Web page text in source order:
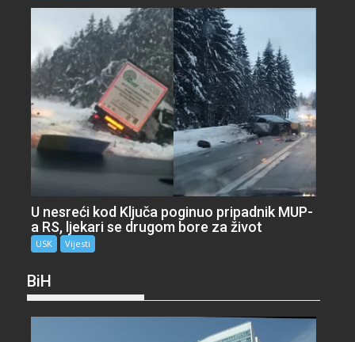
U nesreći kod Ključa poginuo pripadnik MUP-
a RS, ljekari se drugom bore za život
USK Vijesti
BiH